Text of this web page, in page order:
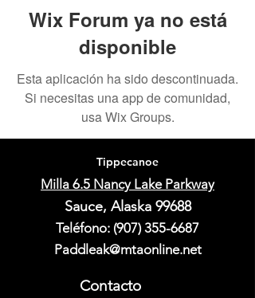
Wix Forum ya no está
disponible
Esta aplicación ha sido descontinuada.
Si necesitas una app de comunidad,
usa Wix Groups.
Tippecanoe
Milla 6.5 Nancy Lake Parkway
Sauce, Alaska 99688
Teléfono: (907) 355-6687
Paddleak@mtaonline.net
Contacto